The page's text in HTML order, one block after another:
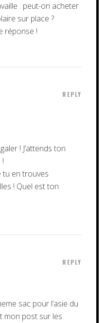
: peut-on acheter
sur place ?
réponse !
REPLY
! J’attends ton
tu en trouves
! Quel est ton
REPLY
sac pour l’asie du
mon post sur les